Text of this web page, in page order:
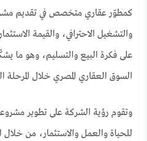
كمطوّر عقاري متخصص في تقديم
والتشغيل الاحترافي، والقيمة
على فكرة البيع والتسليم، وهو ما
السوق العقاري المصري خلال المرحلة
وتقوم رؤية الشركة على تطوير
للحياة والعمل والاستثمار، من خلال